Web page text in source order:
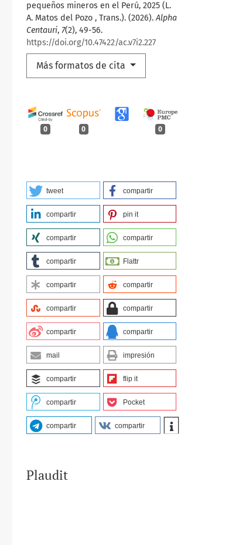
pequeños mineros en el Perú, 2025 (L.
A. Matos del Pozo , Trans.). (2026).Alpha
Centauri, 7(2), 49-56.
https://doi.org/10.47422/ac.v7i2.227
Más formatos de cita
0 0 0
tweet compartir
compartir pin it
compartir compartir
compartir Flattr
compartir compartir
compartir compartir
compartir compartir
mail impresión
compartir flip it
compartir Pocket
compartir compartir
Plaudit